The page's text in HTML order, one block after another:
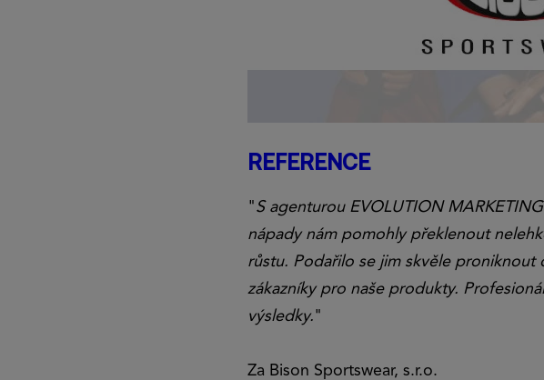
REFERENCE
"S agenturou EVOLUTION
nápady nám pomohly překlenout
růstu. Podařilo se jim skvěle proniknout
zákazníky pro naše produkty.
výsledky."
Za Bison Sportswear, s.r.o.